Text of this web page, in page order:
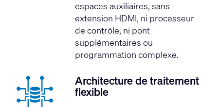
espaces auxiliaires, sans
extension HDMI, ni processeur
de contrôle, ni pont
supplémentaires ou
programmation complexe.
Architecture de traitement
flexible